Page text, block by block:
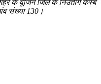
के वूजिन जिले के निउतांग कस्बे
संख्या 130।